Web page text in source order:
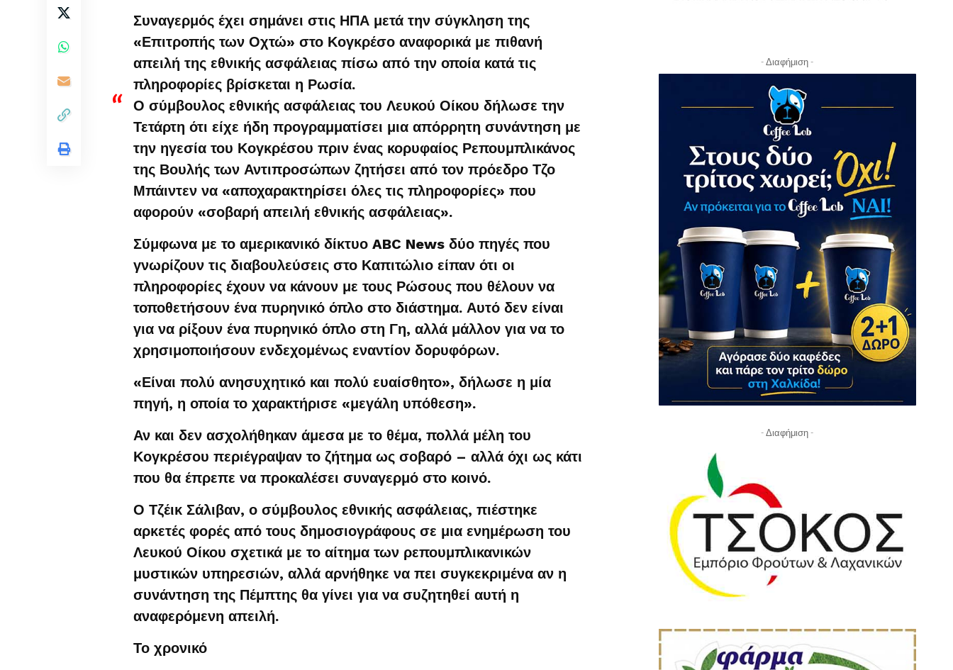
Συναγερμός έχει σημάνει στις ΗΠΑ μετά την σύγκληση της
«Επιτροπής των Οχτώ» στο Κογκρέσο αναφορικά με πιθανή
απειλή της εθνικής ασφάλειας πίσω από την οποία κατά τις
πληροφορίες βρίσκεται η Ρωσία.
Ο σύμβουλος εθνικής ασφάλειας του Λευκού Οίκου δήλωσε την
Τετάρτη ότι είχε ήδη προγραμματίσει μια απόρρητη συνάντηση με
την ηγεσία του Κογκρέσου πριν ένας κορυφαίος Ρεπουμπλικάνος
της Βουλής των Αντιπροσώπων ζητήσει από τον πρόεδρο Τζο
Μπάιντεν να «αποχαρακτηρίσει όλες τις πληροφορίες» που
αφορούν «σοβαρή απειλή εθνικής ασφάλειας».
Σύμφωνα με το αμερικανικό δίκτυο ABC News δύο πηγές που
γνωρίζουν τις διαβουλεύσεις στο Καπιτώλιο είπαν ότι οι
πληροφορίες έχουν να κάνουν με τους Ρώσους που θέλουν να
τοποθετήσουν ένα πυρηνικό όπλο στο διάστημα. Αυτό δεν είναι
για να ρίξουν ένα πυρηνικό όπλο στη Γη, αλλά μάλλον για να το
χρησιμοποιήσουν ενδεχομένως εναντίον δορυφόρων.
«Είναι πολύ ανησυχητικό και πολύ ευαίσθητο», δήλωσε η μία
πηγή, η οποία το χαρακτήρισε «μεγάλη υπόθεση».
Αν και δεν ασχολήθηκαν άμεσα με το θέμα, πολλά μέλη του
Κογκρέσου περιέγραψαν το ζήτημα ως σοβαρό – αλλά όχι ως κάτι
που θα έπρεπε να προκαλέσει συναγερμό στο κοινό.
Ο Τζέικ Σάλιβαν, ο σύμβουλος εθνικής ασφάλειας, πιέστηκε
αρκετές φορές από τους δημοσιογράφους σε μια ενημέρωση του
Λευκού Οίκου σχετικά με το αίτημα των ρεπουμπλικανικών
μυστικών υπηρεσιών, αλλά αρνήθηκε να πει συγκεκριμένα αν η
συνάντηση της Πέμπτης θα γίνει για να συζητηθεί αυτή η
αναφερόμενη απειλή.
Το χρονικό
- Διαφήμιση -
- Διαφήμιση -